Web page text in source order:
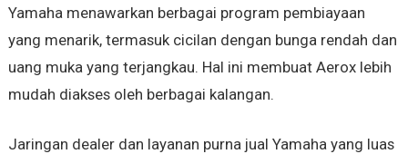
Yamaha menawarkan berbagai program pembiayaan
yang menarik, termasuk cicilan dengan bunga rendah dan
uang muka yang terjangkau. Hal ini membuat Aerox lebih
mudah diakses oleh berbagai kalangan.
Jaringan dealer dan layanan purna jual Yamaha yang luas